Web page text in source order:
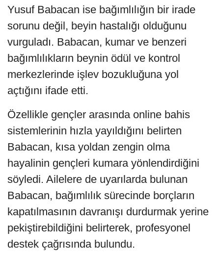
Yusuf Babacan ise bağımlılığın bir irade
sorunu değil, beyin hastalığı olduğunu
vurguladı. Babacan, kumar ve benzeri
bağımlılıkların beynin ödül ve kontrol
merkezlerinde işlev bozukluğuna yol
açtığını ifade etti.
Özellikle gençler arasında online bahis
sistemlerinin hızla yayıldığını belirten
Babacan, kısa yoldan zengin olma
hayalinin gençleri kumara yönlendirdiğini
söyledi. Ailelere de uyarılarda bulunan
Babacan, bağımlılık sürecinde borçların
kapatılmasının davranışı durdurmak yerine
pekiştirebildiğini belirterek, profesyonel
destek çağrısında bulundu.